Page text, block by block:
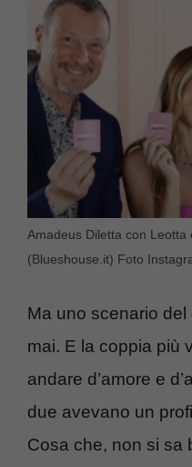
Amadeus Diletta con Leotta
(Blueshouse.it) Foto
Ma uno scenario
mai. E la coppia più
andare d’amore e
due avevano un
Cosa che, non si sa